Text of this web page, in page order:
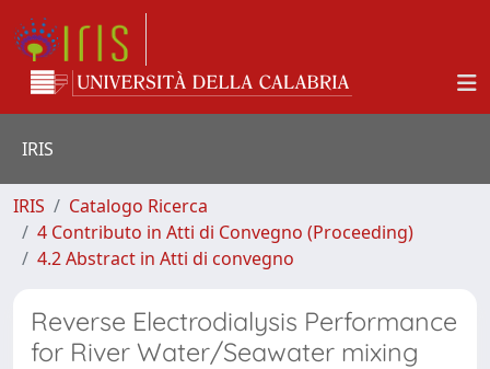
IRIS
IRIS
Catalogo Ricerca
4 Contributo in Atti di Convegno (Proceeding)
4.2 Abstract in Atti di convegno
Reverse Electrodialysis Performance
for River Water/Seawater mixing